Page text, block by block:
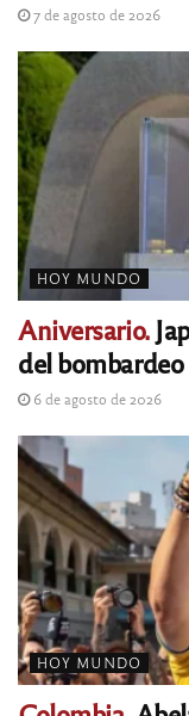
7 de agosto de 2026
HOY MUNDO
Aniversario.
del
6 de agosto de 2026
HOY MUNDO